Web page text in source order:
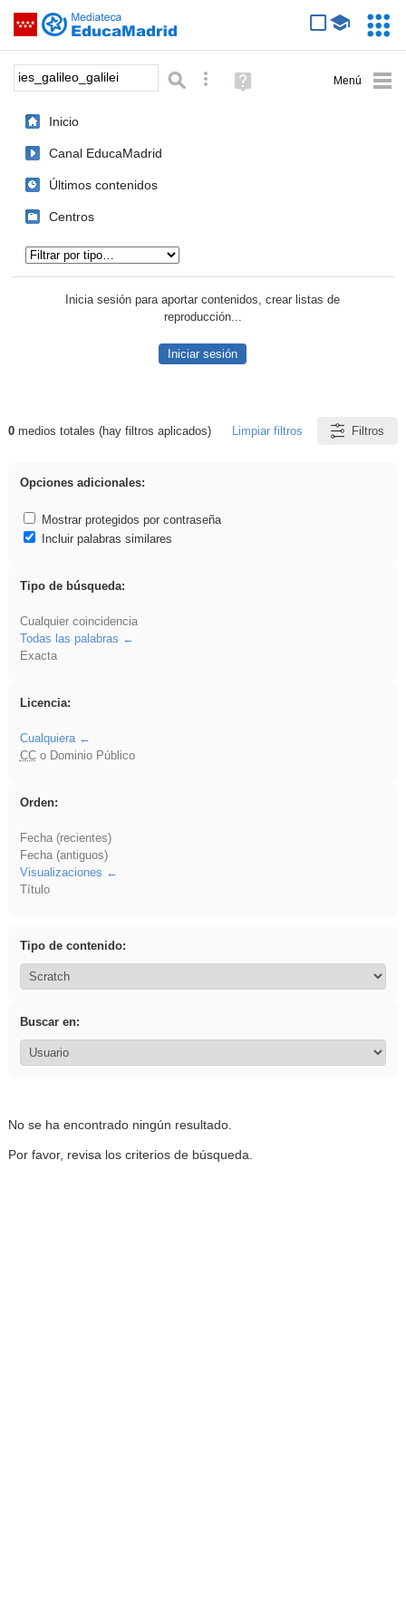
Saltar navegación
Palabra o frase: Búsqueda avanzada
Ayuda
(en
Inicio
Canal EducaMadrid
Últimos contenidos
Centros
Inicia sesión para aportar contenidos, crear listas de
reproducción...
Iniciar sesión
Resultados de: ies_galileo_galilei
0medios totales (hay filtros aplicados) Limpiar filtros Filtros
Opciones adicionales:
Mostrar protegidos por contraseña
Incluir palabras similares
Tipo de búsqueda:
Cualquier coincidencia
Todas las palabras
Exacta
Licencia:
Cualquiera
CCo Dominio Público
Orden:
Fecha (recientes)
Fecha (antiguos)
Visualizaciones
Título
Tipo de contenido:
Buscar en:
No se ha encontrado ningún resultado.
Por favor, revisa los criterios de búsqueda.